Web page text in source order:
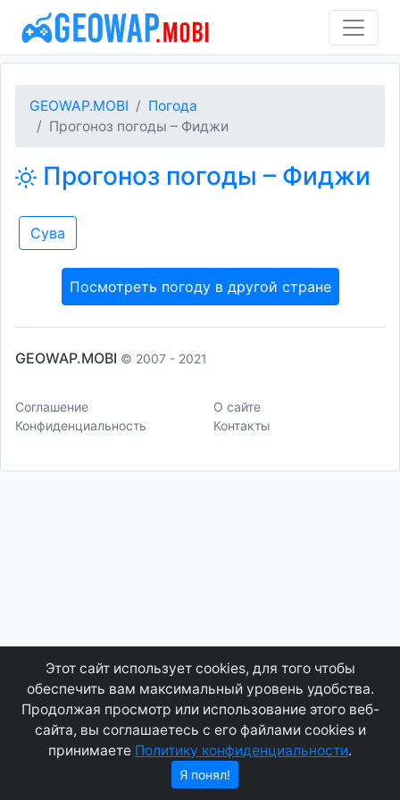
GEOWAP.MOBI
Погода
Прогоноз погоды – Фиджи
Прогоноз погоды – Фиджи
Сува
Посмотреть погоду в другой стране
GEOWAP.MOBI © 2007 - 2021
Соглашение
Конфиденциальность
О сайте
Контакты
Этот сайт использует cookies, для того чтобы
обеспечить вам максимальный уровень удобства.
Продолжая просмотр или использование этого веб-
сайта, вы соглашаетесь с его файлами cookies и
принимаете Политику конфиденциальности.
Я понял!